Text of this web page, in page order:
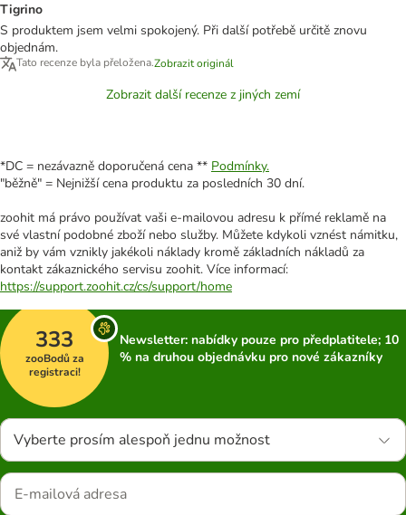
Tigrino
S produktem jsem velmi spokojený. Při další potřebě určitě znovu
objednám.
Tato recenze byla přeložena.Zobrazit originál
Zobrazit další recenze z jiných zemí
*DC = nezávazně doporučená cena ** Podmínky.
"běžně" = Nejnižší cena produktu za posledních 30 dní.
zoohit má právo používat vaši e-mailovou adresu k přímé reklamě na
své vlastní podobné zboží nebo služby. Můžete kdykoli vznést námitku,
aniž by vám vznikly jakékoli náklady kromě základních nákladů za
kontakt zákaznického servisu zoohit. Více informací:
https://support.zoohit.cz/cs/support/home
333
zooBodů za
registraci!
Newsletter: nabídky pouze pro předplatitele; 10
% na druhou objednávku pro nové zákazníky
Vyberte prosím alespoň jednu možnost